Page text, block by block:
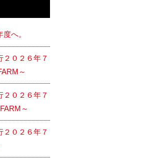
へ。
２０２６年７
～
２０２６年７
～
２０２６年７